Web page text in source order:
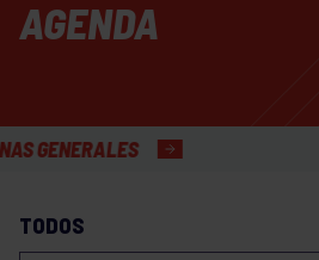
AGENDA
TODOS